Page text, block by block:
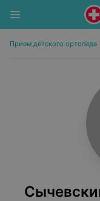
Прием детского ортопеда